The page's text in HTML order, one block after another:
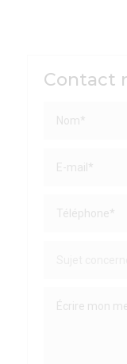
Contact